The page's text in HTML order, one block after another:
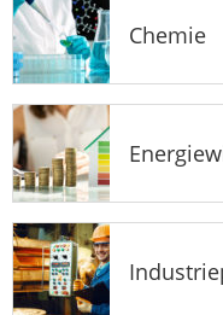
Chemie